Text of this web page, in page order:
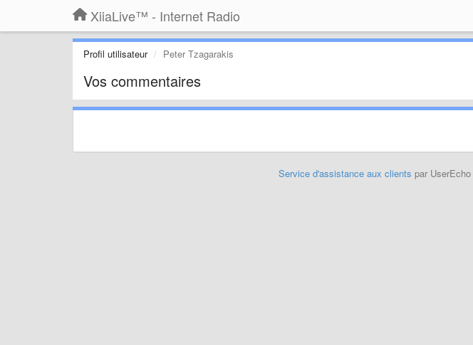
XiiaLive™ - Internet Radio
Profil utilisateur Peter Tzagarakis
Vos commentaires
Service d'assistance aux clients par UserEcho